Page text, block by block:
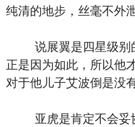
纯清的地步，丝毫不外泄
说展翼是四星级别的
正是因为如此，所以他
对于他儿子艾波倒是没
亚虎是肯定不会妥